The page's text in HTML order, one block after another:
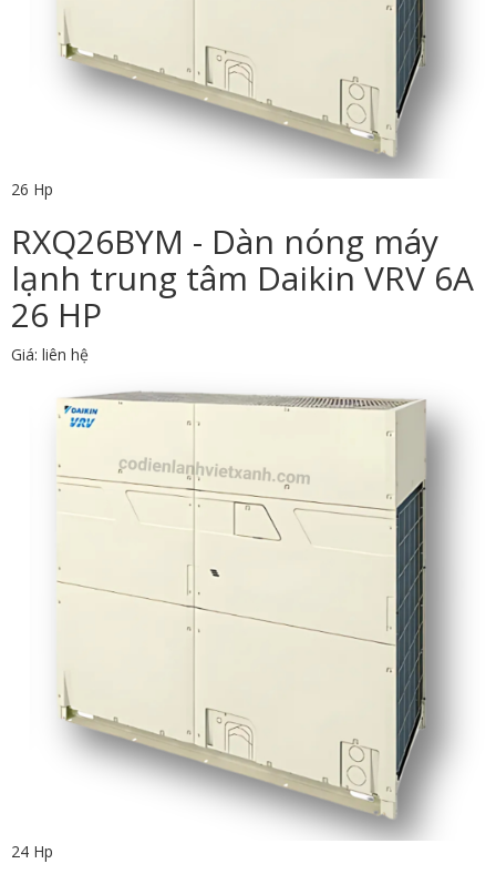
26 Hp
RXQ26BYM - Dàn nóng máy
lạnh trung tâm Daikin VRV 6A
26 HP
Giá: liên hệ
24 Hp